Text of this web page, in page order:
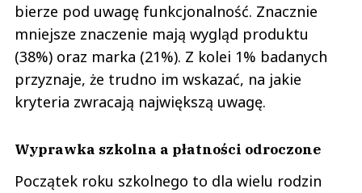
bierze pod uwagę funkcjonalność. Znacznie
mniejsze znaczenie mają wygląd produktu
(38%) oraz marka (21%). Z kolei 1% badanych
przyznaje, że trudno im wskazać, na jakie
kryteria zwracają największą uwagę.
Wyprawka szkolna a płatności odroczone
Początek roku szkolnego to dla wielu rodzin